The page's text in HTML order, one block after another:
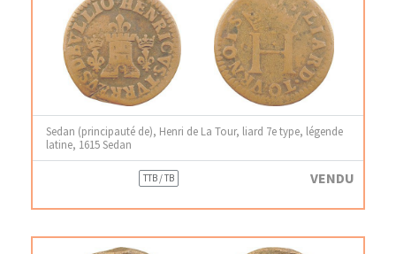
Sedan (principauté de), Henri de La Tour, liard 7e type, légende
latine, 1615 Sedan
TTB / TB VENDU